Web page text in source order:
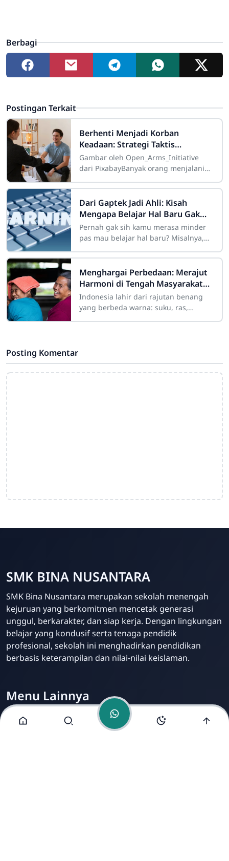
Admin Sekolah
Online
Berbagi
Postingan Terkait
Berhenti Menjadi Korban
Keadaan: Strategi Taktis
Menghapus Sifat Buruk untuk
Membentuk Karakter Kelas Atas
Gambar oleh Open_Arms_Initiative
dari PixabayBanyak orang menjalani
yang menyedihkan, berlindung di
balik kalimat
Dari Gaptek Jadi Ahli: Kisah
Mengapa Belajar Hal Baru Gak
Pernah Mengenal Kata Terlambat
Pernah gak sih kamu merasa minder
pas mau belajar hal baru? Misalnya,
atau memahami teknologi AI yang lagi
tren,
Menghargai Perbedaan: Merajut
Harmoni di Tengah Masyarakat
yang Beragam
Indonesia lahir dari rajutan benang
yang berbeda warna: suku, ras,
Posting Komentar
SMK BINA NUSANTARA
SMK Bina Nusantara merupakan sekolah menengah
kejuruan yang berkomitmen mencetak generasi
unggul, berkarakter, dan siap kerja. Dengan lingkungan
belajar yang kondusif serta tenaga pendidik
profesional, sekolah ini menghadirkan pendidikan
berbasis keterampilan dan nilai-nilai keislaman.
Menu Lainnya
Visi dan Misi